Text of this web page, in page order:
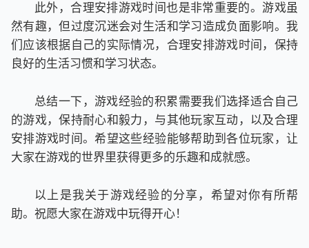
此外，合理安排游戏时间也是非常重要的。游戏虽
然有趣，但过度沉迷会对生活和学习造成负面影响。我
们应该根据自己的实际情况，合理安排游戏时间，保持
良好的生活习惯和学习状态。
总结一下，游戏经验的积累需要我们选择适合自己
的游戏，保持耐心和毅力，与其他玩家互动，以及合理
安排游戏时间。希望这些经验能够帮助到各位玩家，让
大家在游戏的世界里获得更多的乐趣和成就感。
以上是我关于游戏经验的分享，希望对你有所帮
助。祝愿大家在游戏中玩得开心！